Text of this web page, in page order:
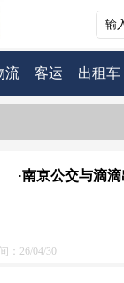
流 客运 出租车
·南京公交与滴
：26/04/30